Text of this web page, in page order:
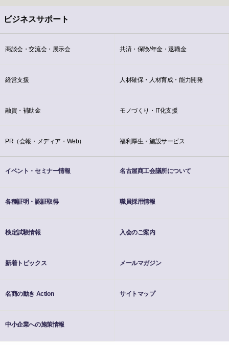
ビジネスサポート
商談会・交流会・展示会
経営支援
融資・補助金
PR（会報・メディア・Web）
共済・保険/年金・退職金
人材確保・人材育成・能力開発
モノづくり・IT化支援
福利厚生・施設サービス
イベント・セミナー情報
各種証明・認証取得
検定試験情報
新着トピックス
名商の動き Action
中小企業への施策情報
名古屋商工会議所について
職員採用情報
入会のご案内
メールマガジン
サイトマップ